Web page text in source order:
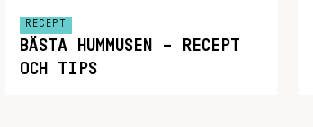
RECEPT
BÄSTA HUMMUSEN – RECEPT
OCH TIPS